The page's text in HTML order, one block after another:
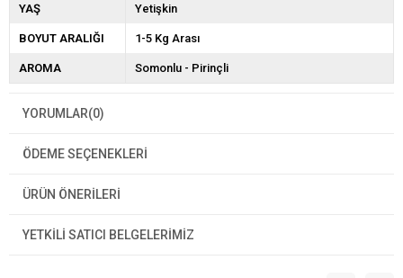
YAŞ Yetişkin
BOYUT ARALIĞI 1-5 Kg Arası
AROMA Somonlu - Pirinçli
YORUMLAR(0)
ÖDEME SEÇENEKLERI
ÜRÜN ÖNERILERI
YETKİLİ SATICI BELGELERİMİZ